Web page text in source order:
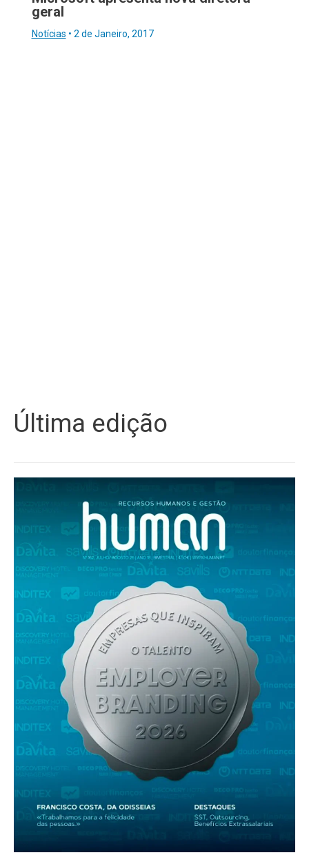
geral
Notícias • 2 de Janeiro, 2017
Última edição